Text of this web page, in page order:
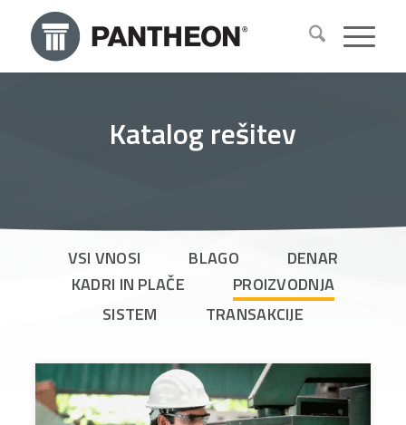
Katalog rešitev
VSI VNOSI BLAGO
DENAR
KADRI IN PLAČE
PROIZVODNJA
SISTEM
TRANSAKCIJE